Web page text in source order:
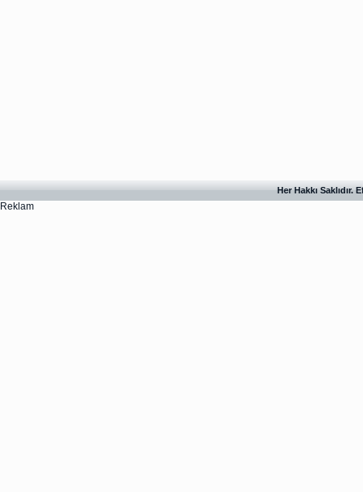
Her Hakkı Saklıdır.
Reklam